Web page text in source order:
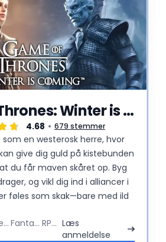
Game of Thrones: Winter is Coming
4.68 679 stemmer
en westerosk herre, hvor
give dig guld på kistebunden
du får maven skåret op. Byg
og vikl dig ind i alliancer i
føles som skak—bare med ild
Real-Time Strategy
Fantasy RPG Læs
anmeldelse